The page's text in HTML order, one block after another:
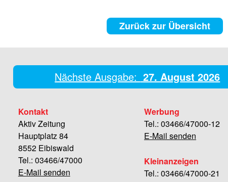
Zurück zur Übersicht
Kontakt
Aktiv Zeitung
Hauptplatz 84
8552 Eibiswald
Tel.: 03466/47000
E-Mail senden
Werbung
Tel.: 03466/47000-12
E-Mail senden
Kleinanzeigen
Tel.: 03466/47000-21
Nächste Ausgabe: 27. August 2026